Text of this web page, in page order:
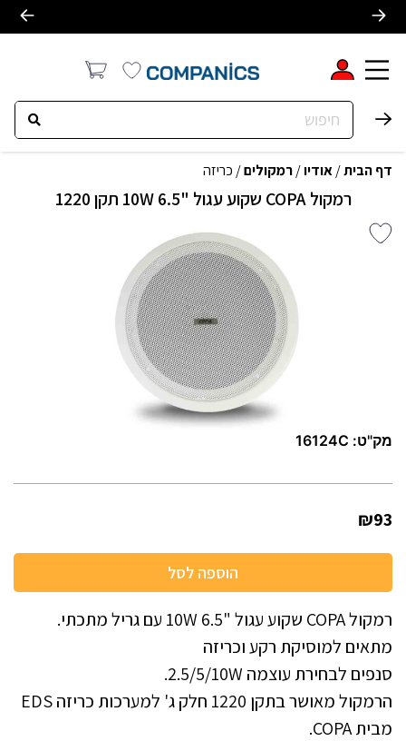
דף הבית/אודיו/רמקולים/ כריזה
רמקול COPA שקוע עגול "6.5 10W תקן 1220
מק"ט: 16124C
₪93
הוספה לסל
רמקול COPA שקוע עגול "6.5 10W עם גריל מתכתי.
מתאים למוסיקת רקע וכריזה
סנפים לבחירת עוצמה 2.5/5/10W.
הרמקול מאושר בתקן 1220 חלק ג' למערכות כריזה EDS
מבית COPA.